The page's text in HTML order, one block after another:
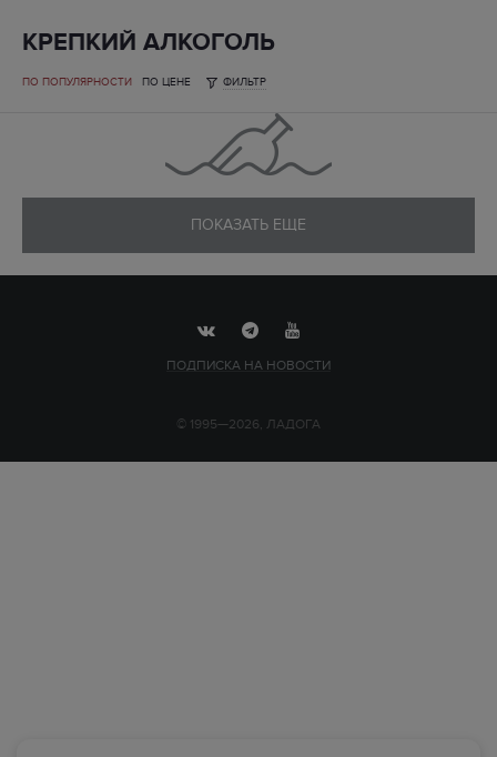
КРЕПКИЙ АЛКОГОЛЬ
ПО ПОПУЛЯРНОСТИ ПО ЦЕНЕ ФИЛЬТР
ПОКАЗАТЬ ЕЩЕ
ПОДПИСКА НА НОВОСТИ
© 1995—2026, ЛАДОГА